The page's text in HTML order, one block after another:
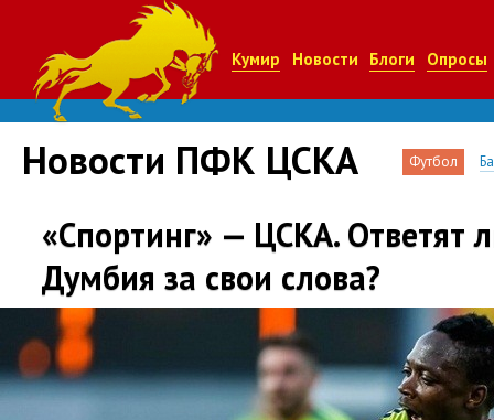
Кумир Новости Блоги Опросы
Новости ПФК ЦСКА Футбол
«Спортинг» — ЦСКА. Ответят
Думбия за свои слова?